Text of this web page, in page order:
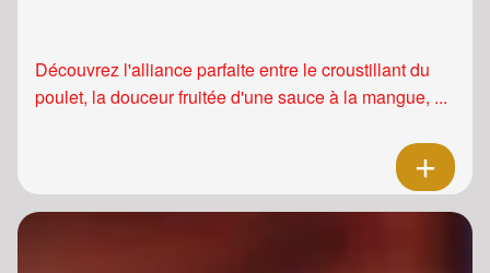
Découvrez l'alliance parfaite entre le croustillant du
poulet, la douceur fruitée d'une sauce à la mangue, ...